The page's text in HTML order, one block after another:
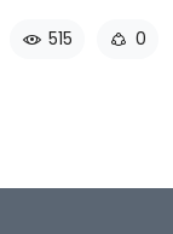
515 0